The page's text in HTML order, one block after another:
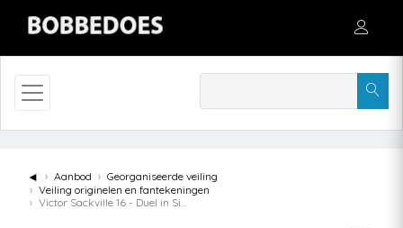
◄ Aanbod
Georganiseerde veiling
Veiling originelen en fantekeningen
Victor Sackville 16 - Duel in Sirmione - sc - 1e druk 2001 - Met originele tekening